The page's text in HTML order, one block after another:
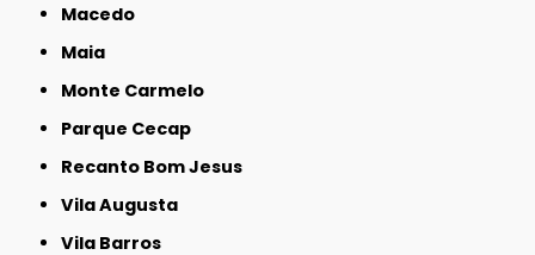
Macedo
Maia
Monte Carmelo
Parque Cecap
Recanto Bom Jesus
Vila Augusta
Vila Barros